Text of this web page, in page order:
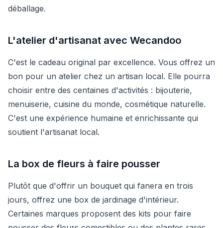
déballage.
L'atelier d'artisanat avec Wecandoo
C'est le cadeau original par excellence. Vous offrez un
bon pour un atelier chez un artisan local. Elle pourra
choisir entre des centaines d'activités : bijouterie,
menuiserie, cuisine du monde, cosmétique naturelle.
C'est une expérience humaine et enrichissante qui
soutient l'artisanat local.
La box de fleurs à faire pousser
Plutôt que d'offrir un bouquet qui fanera en trois
jours, offrez une box de jardinage d'intérieur.
Certaines marques proposent des kits pour faire